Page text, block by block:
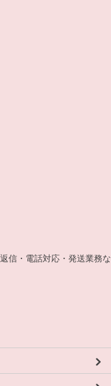
信・電話対応・発送業務な